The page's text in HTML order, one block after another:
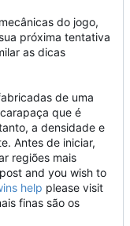
do jogo,
próxima tentativa
as dicas
de uma
que é
a densidade e
Antes de iniciar,
regiões mais
and you wish to
help please visit
finas são os